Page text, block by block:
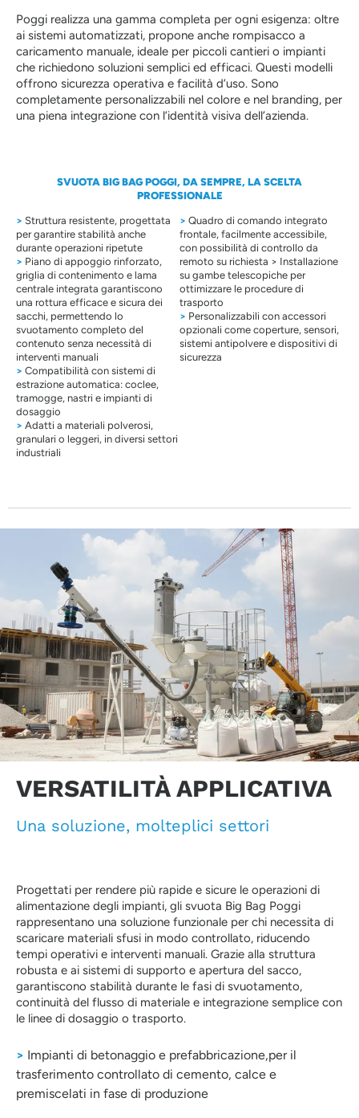
Poggi realizza una gamma completa per ogni esigenza: oltre
ai sistemi automatizzati, propone anche rompisacco a
caricamento manuale, ideale per piccoli cantieri o impianti
che richiedono soluzioni semplici ed efficaci. Questi modelli
offrono sicurezza operativa e facilità d’uso. Sono
completamente personalizzabili nel colore e nel branding, per
una piena integrazione con l’identità visiva dell’azienda.
SVUOTA BIG BAG POGGI, DA SEMPRE, LA SCELTA
PROFESSIONALE
> Struttura resistente, progettata
per garantire stabilità anche
durante operazioni ripetute
> Piano di appoggio rinforzato,
griglia di contenimento e lama
centrale integrata garantiscono
una rottura efficace e sicura dei
sacchi, permettendo lo
svuotamento completo del
contenuto senza necessità di
interventi manuali
> Compatibilità con sistemi di
estrazione automatica: coclee,
tramogge, nastri e impianti di
dosaggio
> Adatti a materiali polverosi,
granulari o leggeri, in diversi settori
industriali
> Quadro di comando integrato
frontale, facilmente accessibile,
con possibilità di controllo da
remoto su richiesta > Installazione
su gambe telescopiche per
ottimizzare le procedure di
trasporto
> Personalizzabili con accessori
opzionali come coperture, sensori,
sistemi antipolvere e dispositivi di
sicurezza
VERSATILITÀ APPLICATIVA
Una soluzione, molteplici settori
Progettati per rendere più rapide e sicure le operazioni di
alimentazione degli impianti, gli svuota Big Bag Poggi
rappresentano una soluzione funzionale per chi necessita di
scaricare materiali sfusi in modo controllato, riducendo
tempi operativi e interventi manuali. Grazie alla struttura
robusta e ai sistemi di supporto e apertura del sacco,
garantiscono stabilità durante le fasi di svuotamento,
continuità del flusso di materiale e integrazione semplice con
le linee di dosaggio o trasporto.
> Impianti di betonaggio e prefabbricazione,per il
trasferimento controllato di cemento, calce e
premiscelati in fase di produzione